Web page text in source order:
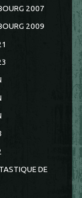
2007
2009
DE